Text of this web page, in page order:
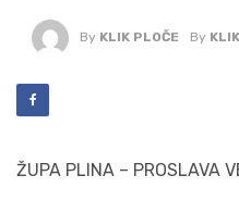
By KLIK PLOČE By
ŽUPA PLINA – PROSLAVA